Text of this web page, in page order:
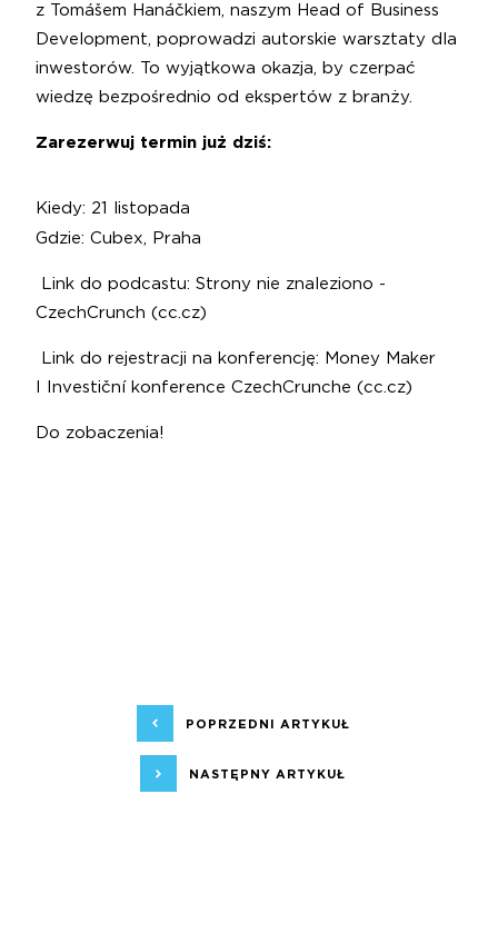
z Tomášem Hanáčkiem, naszym Head of Business
Development, poprowadzi autorskie warsztaty dla
inwestorów. To wyjątkowa okazja, by czerpać
wiedzę bezpośrednio od ekspertów z branży.
Zarezerwuj termin już dziś:
Kiedy: 21 listopada
Gdzie: Cubex, Praha
Link do podcastu: Strony nie znaleziono -
CzechCrunch (cc.cz)
Link do rejestracji na konferencję: Money Maker
I Investiční konference CzechCrunche (cc.cz)
Do zobaczenia!
POPRZEDNI ARTYKUŁ
NASTĘPNY ARTYKUŁ